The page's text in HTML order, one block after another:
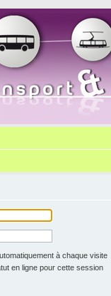
à chaque visite
en ligne pour cette session